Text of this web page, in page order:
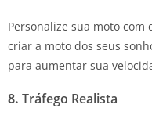
Personalize sua moto com
criar a moto dos seus
para aumentar sua
8. Tráfego Realista